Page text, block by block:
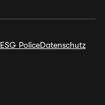
ESG PoliceDatenschutz